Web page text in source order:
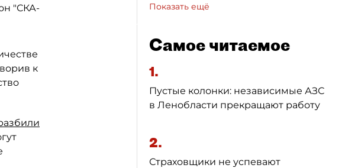
"СКА-
к
Показать ещё
Самое читаемое
1.
Пустые колонки: независимые АЗС
в Ленобласти прекращают работу
2.
Страховщики не успевают